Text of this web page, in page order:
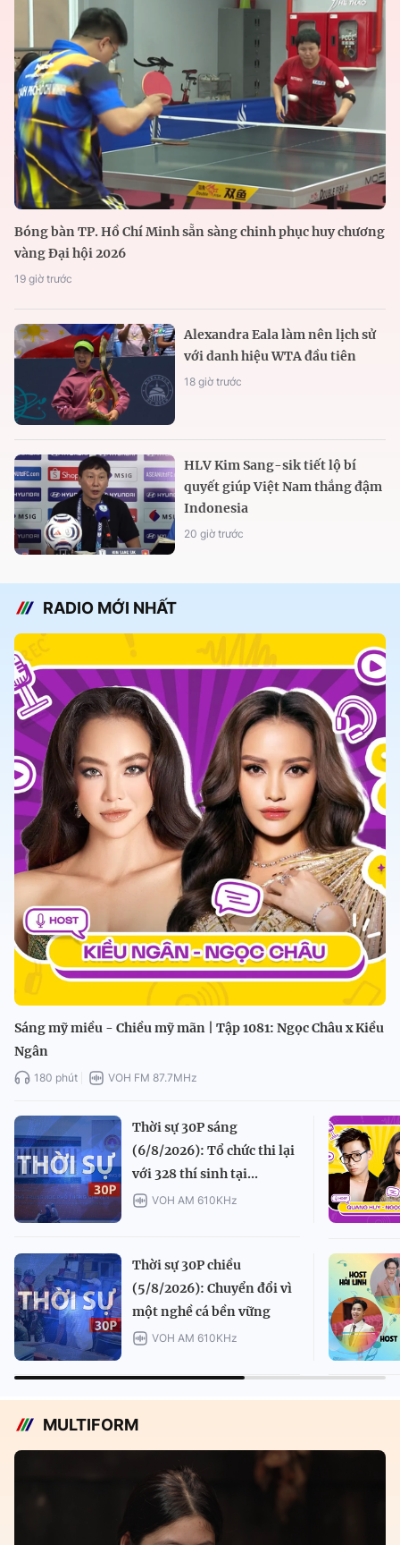
Bóng bàn TP. Hồ Chí Minh sẵn sàng chinh phục huy chương
vàng Đại hội 2026
19 giờ trước
Alexandra Eala làm nên lịch sử
với danh hiệu WTA đầu tiên
18 giờ trước
HLV Kim Sang-sik tiết lộ bí
quyết giúp Việt Nam thắng đậm
Indonesia
20 giờ trước
RADIO MỚI NHẤT
Sáng mỹ miều - Chiều mỹ mãn | Tập 1081: Ngọc Châu x Kiều
Ngân
180 phút VOH FM 87.7MHz
Thời sự 30P sáng
(6/8/2026): Tổ chức thi lại
với 328 thí sinh tại...
VOH AM 610KHz
Thời sự 30P chiều
(5/8/2026): Chuyển đổi vì
một nghề cá bền vững
VOH AM 610KHz
MULTIFORM